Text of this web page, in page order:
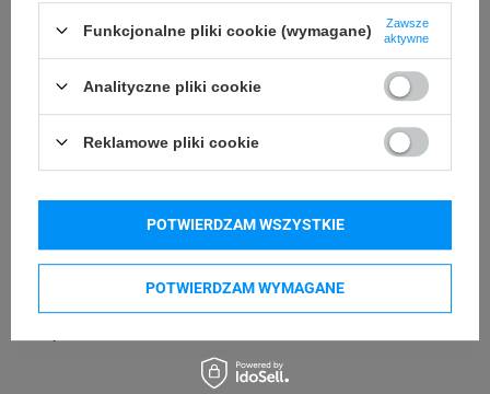
Długość etykiety 210 mm
Możliwość
odklejenia
Gwarancja
odpowiedzialny
Specmark
Bielska 210
43-400 Cieszyn (Polska)
telefon: 730811399
e-mail: gspr@ptmb.pl
telefon: 730811399
Funkcjonalne pliki cookie (wymagane)
Zawsze
aktywne
Analityczne pliki cookie
Reklamowe pliki cookie
POTWIERDZAM WYMAGANE
POTWIERDZAM WSZYSTKIE